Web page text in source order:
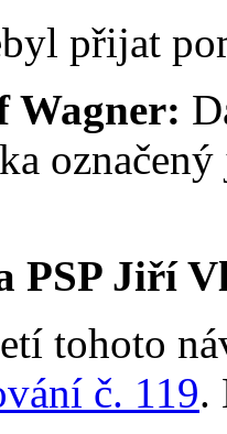
přijat
Wagner:
PSP Jiří
tohoto
č. 119.